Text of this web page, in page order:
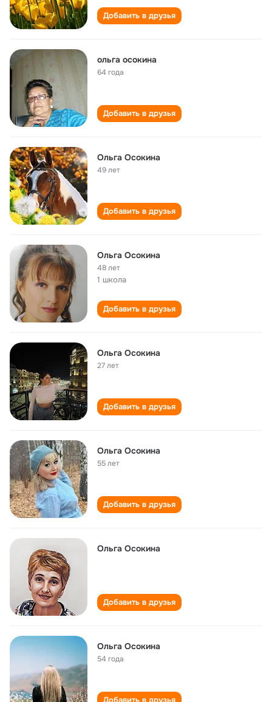
Добавить в друзья
ольга осокина
64 года
Добавить в друзья
Ольга Осокина
49 лет
Добавить в друзья
Ольга Осокина
48 лет
1 школа
Добавить в друзья
Ольга Осокина
27 лет
Добавить в друзья
Ольга Осокина
55 лет
Добавить в друзья
Ольга Осокина
Добавить в друзья
Ольга Осокина
54 года
Добавить в друзья